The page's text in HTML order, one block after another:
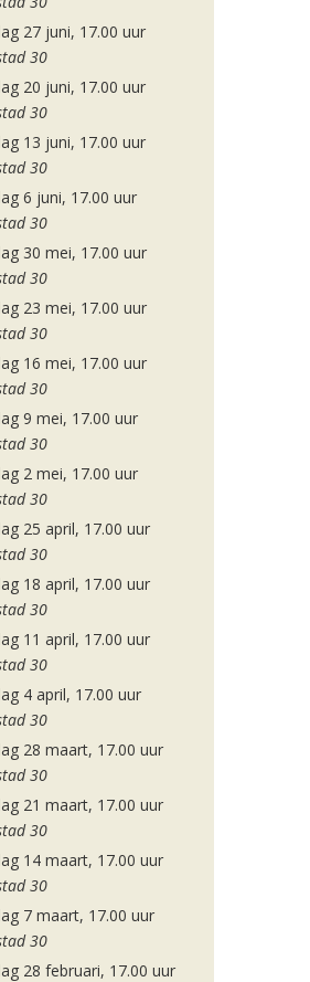
27 juni, 17.00 uur
30
20 juni, 17.00 uur
30
13 juni, 17.00 uur
30
6 juni, 17.00 uur
30
30 mei, 17.00 uur
30
23 mei, 17.00 uur
30
16 mei, 17.00 uur
30
9 mei, 17.00 uur
30
2 mei, 17.00 uur
30
25 april, 17.00 uur
30
18 april, 17.00 uur
30
11 april, 17.00 uur
30
4 april, 17.00 uur
30
28 maart, 17.00 uur
30
21 maart, 17.00 uur
30
14 maart, 17.00 uur
30
7 maart, 17.00 uur
30
28 februari, 17.00 uur